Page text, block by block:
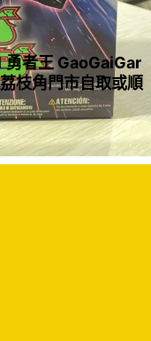
者王 GaoGaiGar
枝角門市自取或順